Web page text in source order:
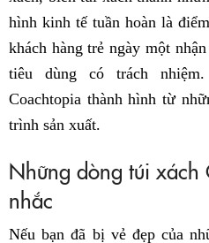
hình kinh tế tuần hoàn là
khách hàng trẻ ngày một
tiêu dùng có trách
Coachtopia thành hình từ
trình sản xuất.
Những dòng túi xách
nhắc
Nếu bạn đã bị vẻ đẹp của